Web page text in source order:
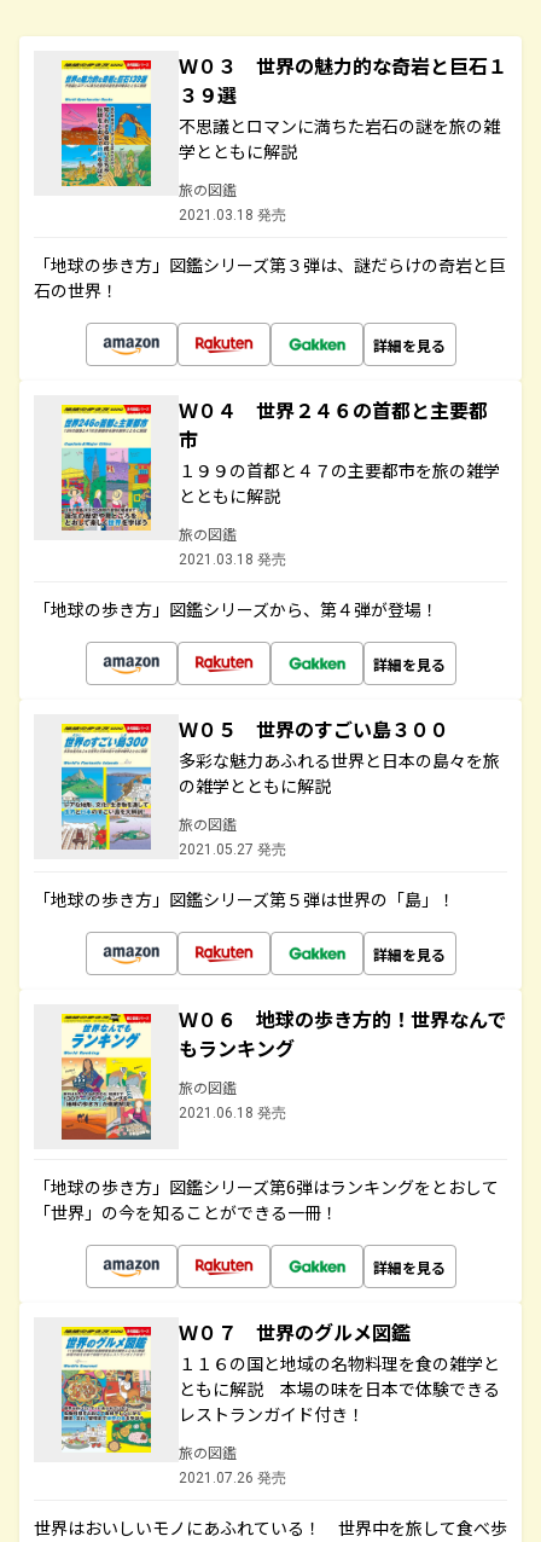
Ｗ０３ 世界の魅力的な奇岩と巨石１
３９選
不思議とロマンに満ちた岩石の謎を旅の雑
学とともに解説
旅の図鑑
2021.03.18 発売
「地球の歩き方」図鑑シリーズ第３弾は、謎だらけの奇岩と巨
石の世界！
詳細を見る
Ｗ０４ 世界２４６の首都と主要都
市
１９９の首都と４７の主要都市を旅の雑学
とともに解説
旅の図鑑
2021.03.18 発売
「地球の歩き方」図鑑シリーズから、第４弾が登場！
詳細を見る
Ｗ０５ 世界のすごい島３００
多彩な魅力あふれる世界と日本の島々を旅
の雑学とともに解説
旅の図鑑
2021.05.27 発売
「地球の歩き方」図鑑シリーズ第５弾は世界の「島」！
詳細を見る
Ｗ０６ 地球の歩き方的！世界なんで
もランキング
旅の図鑑
2021.06.18 発売
「地球の歩き方」図鑑シリーズ第6弾はランキングをとおして
「世界」の今を知ることができる一冊！
詳細を見る
Ｗ０７ 世界のグルメ図鑑
１１６の国と地域の名物料理を食の雑学と
ともに解説 本場の味を日本で体験できる
レストランガイド付き！
旅の図鑑
2021.07.26 発売
世界はおいしいモノにあふれている！ 世界中を旅して食べ歩